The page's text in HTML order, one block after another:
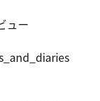
ュー
nd_diaries